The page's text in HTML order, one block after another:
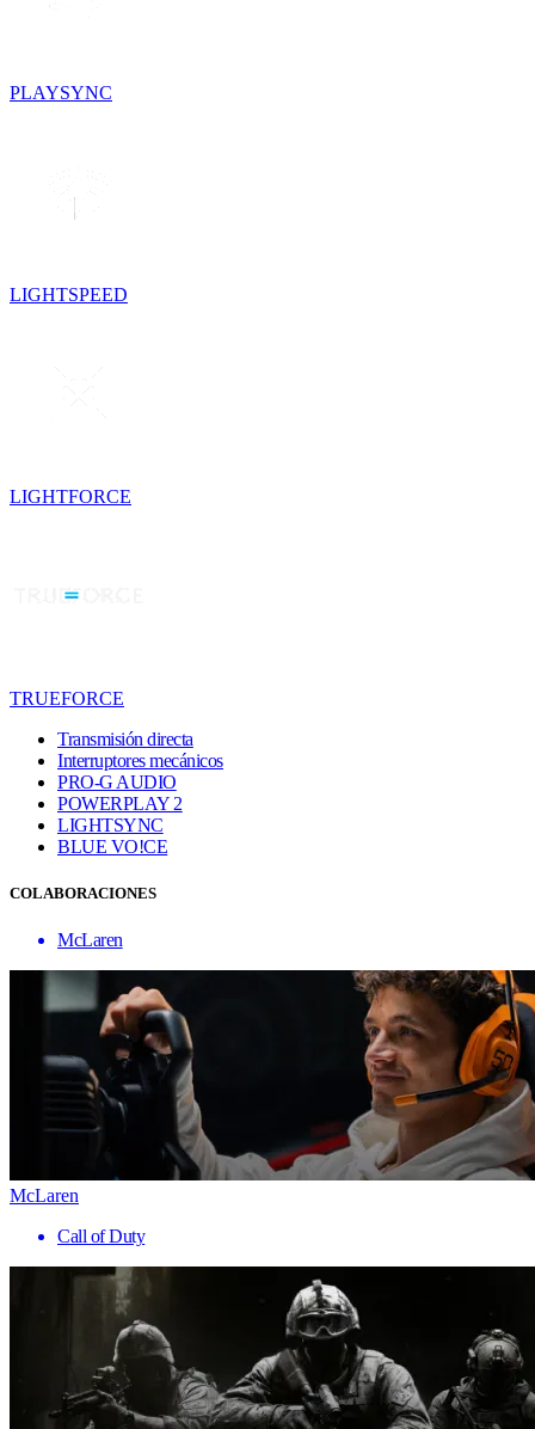
PLAYSYNC
LIGHTSPEED
LIGHTFORCE
TRUEFORCE
Transmisión directa
Interruptores mecánicos
PRO-G AUDIO
POWERPLAY 2
LIGHTSYNC
BLUE VO!CE
COLABORACIONES
McLaren
McLaren
Call of Duty